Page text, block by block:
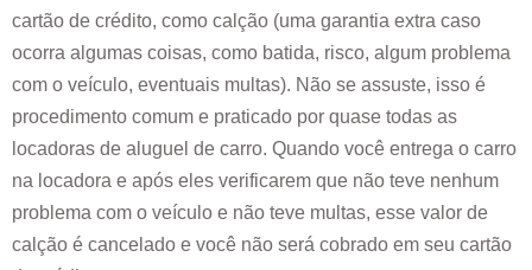
cartão de crédito, como calção (uma garantia extra caso
ocorra algumas coisas, como batida, risco, algum problema
com o veículo, eventuais multas). Não se assuste, isso é
procedimento comum e praticado por quase todas as
locadoras de aluguel de carro. Quando você entrega o carro
na locadora e após eles verificarem que não teve nenhum
problema com o veículo e não teve multas, esse valor de
calção é cancelado e você não será cobrado em seu cartão